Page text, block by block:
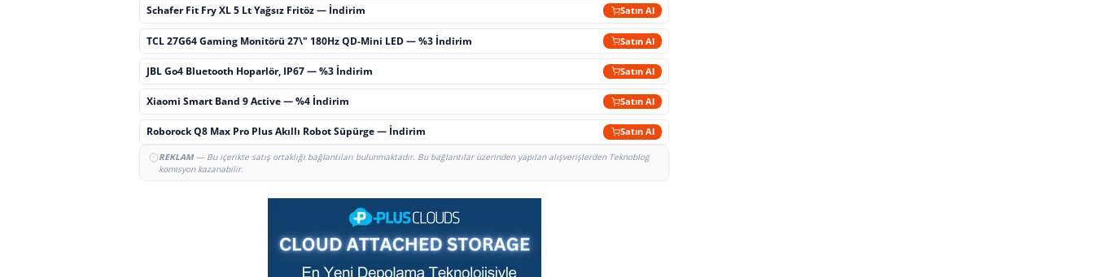
Schafer Fit Fry XL 5 Lt Yağsız Fritöz — İndirim Satın Al
TCL 27G64 Gaming Monitörü 27\" 180Hz QD-Mini LED — %3 İndirim Satın Al
JBL Go4 Bluetooth Hoparlör, IP67 — %3 İndirim Satın Al
Xiaomi Smart Band 9 Active — %4 İndirim Satın Al
Roborock Q8 Max Pro Plus Akıllı Robot Süpürge — İndirim Satın Al
REKLAM— Bu içerikte satış ortaklığı bağlantıları bulunmaktadır. Bu bağlantılar üzerinden yapılan alışverişlerden Teknoblog
komisyon kazanabilir.